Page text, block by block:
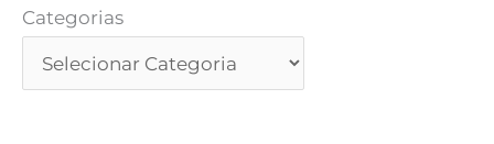
Categorias